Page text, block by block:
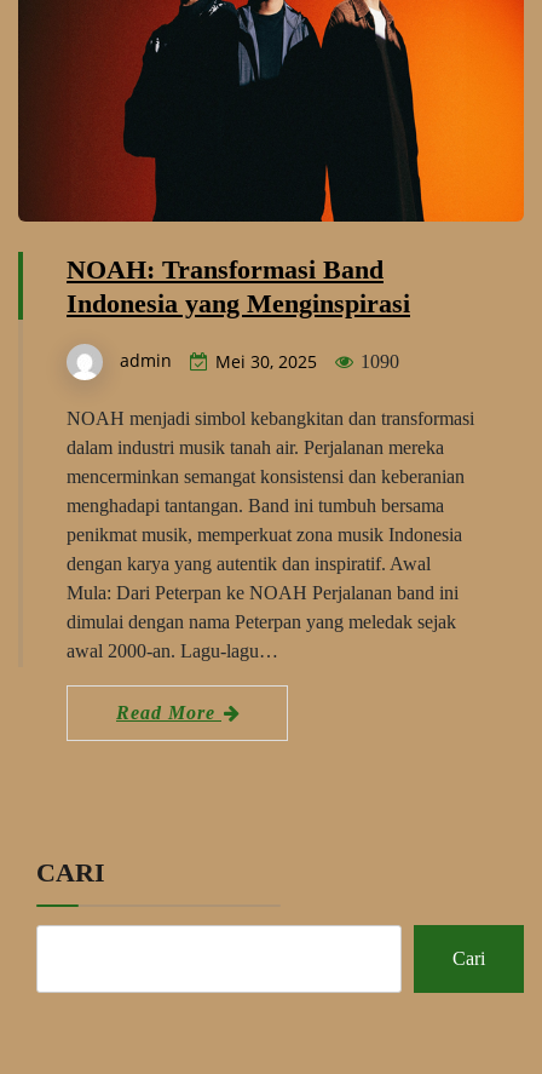
NOAH: Transformasi Band
Indonesia yang Menginspirasi
admin Mei 30, 2025 1090
NOAH menjadi simbol kebangkitan dan transformasi
dalam industri musik tanah air. Perjalanan mereka
mencerminkan semangat konsistensi dan keberanian
menghadapi tantangan. Band ini tumbuh bersama
penikmat musik, memperkuat zona musik Indonesia
dengan karya yang autentik dan inspiratif. Awal
Mula: Dari Peterpan ke NOAH Perjalanan band ini
dimulai dengan nama Peterpan yang meledak sejak
awal 2000-an. Lagu-lagu…
Read More
CARI
Cari